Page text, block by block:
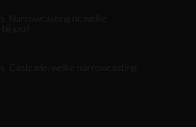
Narrowcasting.nl: welke
jou?
Castcade: welke narrowcasting